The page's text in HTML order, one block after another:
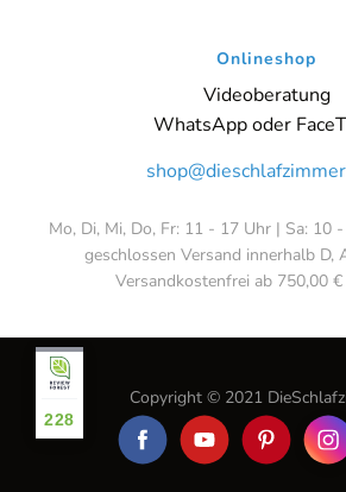
Onlineshop
Videoberatung
WhatsApp oder
Mo, Di, Mi, Do, Fr: 11 - 17 Uhr | Sa: 10
geschlossen Versand innerhalb D,
Versandkostenfrei ab 750,00
Copyright © 2021
228